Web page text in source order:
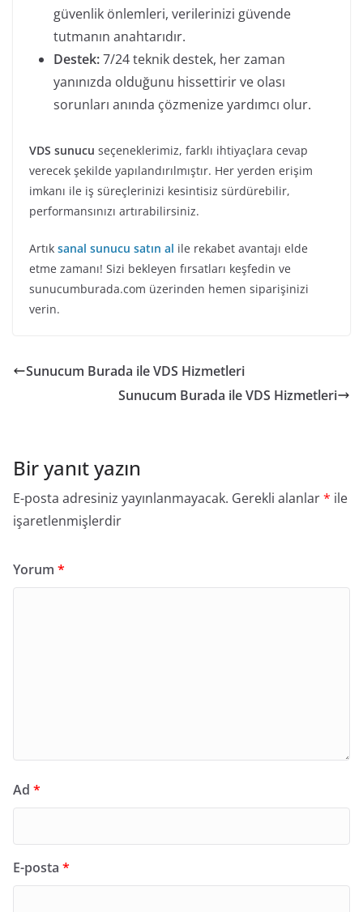
güvenlik önlemleri, verilerinizi güvende
tutmanın anahtarıdır.
Destek:7/24 teknik destek, her zaman
yanınızda olduğunu hissettirir ve olası
sorunları anında çözmenize yardımcı olur.
VDS sunucu seçeneklerimiz, farklı ihtiyaçlara cevap
verecek şekilde yapılandırılmıştır. Her yerden erişim
imkanı ile iş süreçlerinizi kesintisiz sürdürebilir,
performansınızı artırabilirsiniz.
Artık sanal sunucu satın al ile rekabet avantajı elde
etme zamanı! Sizi bekleyen fırsatları keşfedin ve
sunucumburada.com üzerinden hemen siparişinizi
verin.
Sunucum Burada ile VDS Hizmetleri
Sunucum Burada ile VDS Hizmetleri
Bir yanıt yazın
E-posta adresiniz yayınlanmayacak. Gerekli alanlar* ile
işaretlenmişlerdir
Yorum *
Ad *
E-posta *